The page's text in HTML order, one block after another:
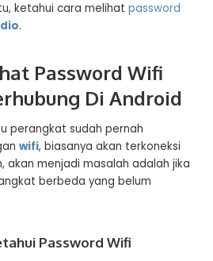
ketahui cara melihat password
.
Password Wifi
Di Android
perangkat sudah pernah
wifi, biasanya akan terkoneksi
akan menjadi masalah adalah jika
berbeda yang belum
Password Wifi